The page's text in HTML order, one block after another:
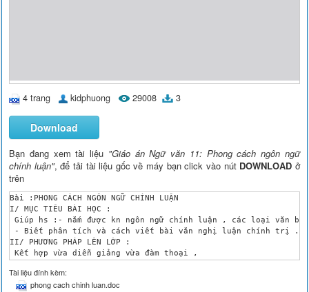
4 trang kidphuong 29008 3
Download
Bạn đang xem tài liệu "Giáo án Ngữ văn 11: Phong cách ngôn ngữ
chính luận", để tải tài liệu gốc về máy bạn click vào nút DOWNLOAD ở
trên
Bài :PHONG CÁCH NGÔN NGỮ CHÍNH LUẬN
I/ MỤC TIÊU BÀI HỌC :
Giúp hs :- nắm được kn ngôn ngữ chính luận , các loại văn
- Biết phân tích và cách viết bài văn nghị luận chính trị .
II/ PHƯƠNG PHÁP LÊN LỚP :
Kết hợp vừa diễn giảng vừa đàm thoại ,
III/ TIẾN TRÌNH LÊN LỚP :
1/ Oån định lớp :
2/ Kiểm tra bài cũ :
Tài liệu đính kèm:
phong cach chinh luan.doc